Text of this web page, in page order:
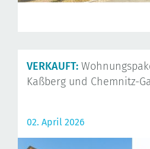
VERKAUFT:
Kaßberg und Chemnitz-
02. April 2026